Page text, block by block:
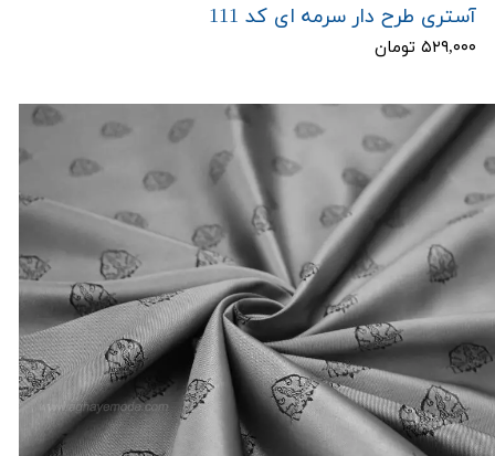
آستری طرح دار سرمه ای کد 111
۵۲۹,۰۰۰ تومان